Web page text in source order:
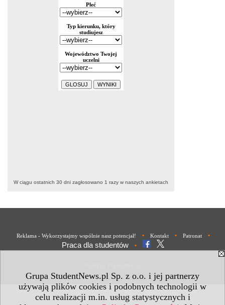
Grupa StudentNews.pl Sp. z o.o. i jej partnerzy
używają plików cookies i podobnych technologii w
celu realizacji m.in. usług statystycznych i
W ciągu ostatnich 30 dni zagłosowano 1 razy w naszych ankietach
Reklama - Wykorzystajmy wspólnie nasz potencjał! • Kontakt • Patronat •
Praca dla studentów •